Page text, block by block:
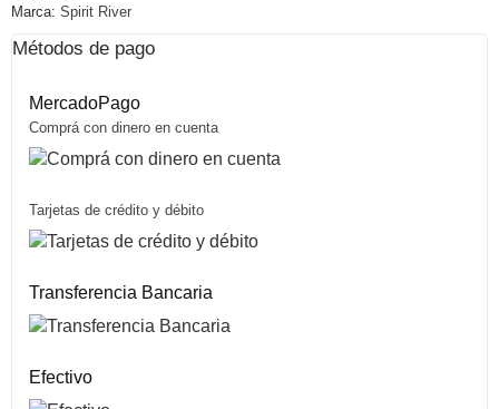
Marca: Spirit River
Métodos de pago
MercadoPago
Comprá con dinero en cuenta
Tarjetas de crédito y débito
Transferencia Bancaria
Efectivo